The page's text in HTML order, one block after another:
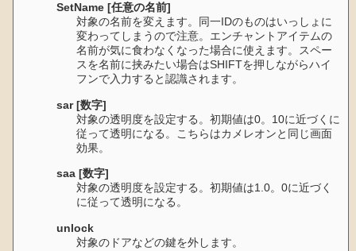
SetName [任意の名前]
対象の名前を変えます。同一IDのものはいっしょに
変わってしまうので注意。エンチャントアイテムの
名前が気に食わなくなった場合に使えます。スペー
スを名前に挟みたい場合はSHIFTを押しながらハイ
フンで入力すると認識されます。
sar [数字]
対象の透明度を設定する。初期値は0。10に近づくに
従って透明になる。こちらはカメレオンと同じ画面
効果。
saa [数字]
対象の透明度を設定する。初期値は1.0。0に近づく
に従って透明になる。
unlock
対象のドアなどの鍵を外します。